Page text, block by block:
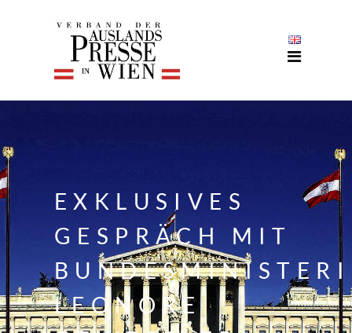
EXKLUSIVES
GESPRÄCH MIT
LEONORE